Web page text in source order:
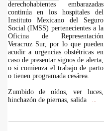
derechohabientes embarazadas
continúa en los hospitales del
Instituto Mexicano del Seguro
Social (IMSS) pertenecientes a la
Oficina de Representación
Veracruz Sur, por lo que pueden
acudir a urgencias obstétricas en
caso de presentar signos de alerta,
o si comienza el trabajo de parto
o tienen programada cesárea.
Zumbido de oídos, ver luces,
hinchazón de piernas, salida